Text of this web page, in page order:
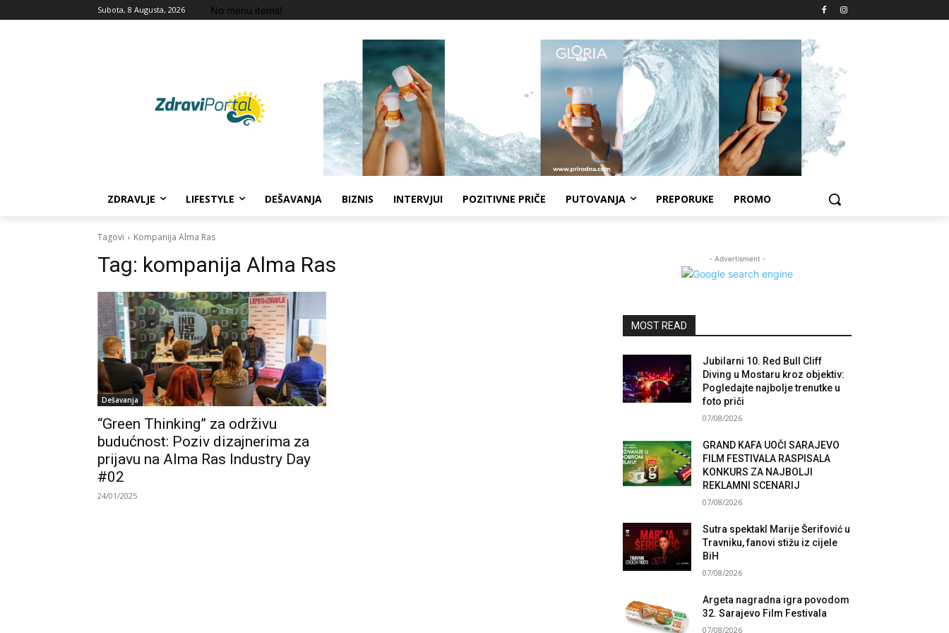
Subota, 8 Augusta, 2026 No menu items!
ZDRAVLJE LIFESTYLE DEŠAVANJA BIZNIS INTERVJUI POZITIVNE PRIČE PUTOVANJA PREPORUKE PROMO
Tagovi Kompanija Alma Ras
Tag: kompanija Alma Ras
Dešavanja
“Green Thinking” za održivu
budućnost: Poziv dizajnerima za
prijavu na Alma Ras Industry Day
#02
24/01/2025
- Advertisment -
MOST READ
Jubilarni 10. Red Bull Cliff
Diving u Mostaru kroz objektiv:
Pogledajte najbolje trenutke u
foto priči
07/08/2026
GRAND KAFA UOČI SARAJEVO
FILM FESTIVALA RASPISALA
KONKURS ZA NAJBOLJI
REKLAMNI SCENARIJ
07/08/2026
Sutra spektakl Marije Šerifović u
Travniku, fanovi stižu iz cijele
BiH
07/08/2026
Argeta nagradna igra povodom
32. Sarajevo Film Festivala
07/08/2026